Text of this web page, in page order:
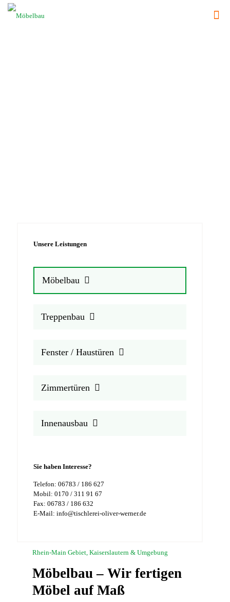
Unsere Leistungen
Möbelbau
Treppenbau
Fenster / Haustüren
Zimmertüren
Innenausbau
Sie haben Interesse?
Telefon: 06783 / 186 627
Mobil: 0170 / 311 91 67
Fax: 06783 / 186 632
E-Mail: info@tischlerei-oliver-werner.de
Rhein-Main Gebiet, Kaiserslautern & Umgebung
Möbelbau – Wir fertigen
Möbel auf Maß